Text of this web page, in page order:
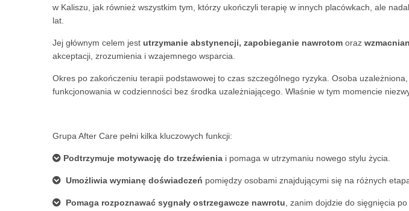
w Kaliszu, jak również wszystkim tym, którzy ukończyli terapię w innych placówkach, ale
lat.
Jej głównym celem jest utrzymanie abstynencji, zapobieganie nawrotom oraz
akceptacji, zrozumienia i wzajemnego wsparcia.
Okres po zakończeniu terapii podstawowej to czas szczególnego ryzyka. Osoba
funkcjonowania w codzienności bez środka uzależniającego. Właśnie w tym momencie
Grupa After Care pełni kilka kluczowych funkcji:
Podtrzymuje motywację do trzeźwienia i pomaga w utrzymaniu nowego stylu życia.
Umożliwia wymianę doświadczeń pomiędzy osobami znajdującymi się na różnych
Pomaga rozpoznawać sygnały ostrzegawcze nawrotu, zanim dojdzie do sięgnięcia